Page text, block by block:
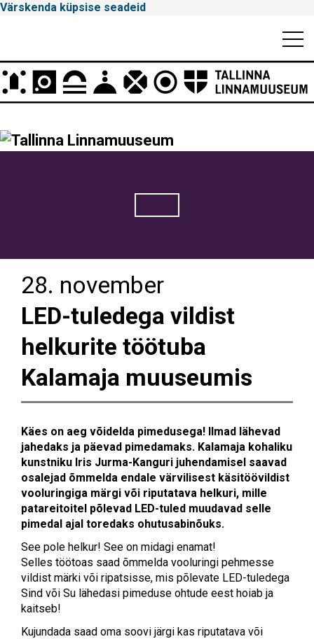
Värskenda küpsise seadeid
Peamenüü
28. november
LED-tuledega vildist
helkurite töötuba
Kalamaja muuseumis
Käes on aeg võidelda pimedusega! Ilmad lähevad
jahedaks ja päevad pimedamaks. Kalamaja kohaliku
kunstniku Iris Jurma-Kanguri juhendamisel saavad
osalejad õmmelda endale värvilisest käsitöövildist
vooluringiga märgi või riputatava helkuri, mille
patareitoitel põlevad LED-tuled muudavad selle
pimedal ajal toredaks ohutusabinõuks.
See pole helkur! See on midagi enamat!
Selles töötoas saad õmmelda vooluringi pehmesse
vildist märki või ripatsisse, mis põlevate LED-tuledega
Sind või Su lähedasi pimeduse ohtude eest hoiab ja
kaitseb!
Kujundada saad oma soovi järgi kas riputatava või